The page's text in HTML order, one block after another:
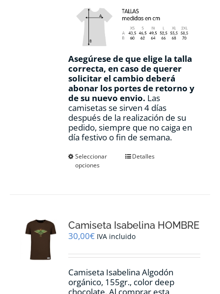
Asegúrese de que elige la talla
correcta, en caso de querer
solicitar el cambio deberá
abonar los portes de retorno y
de su nuevo envio. Las
camisetas se sirven 4 días
después de la realización de su
pedido, siempre que no caiga en
día festivo o fin de semana.
Seleccionar
opciones
Este
se
pueden
en
página
de
Detalles
Camiseta Isabelina HOMBRE
30,00€ IVA incluido
Camiseta Isabelina Algodón
orgánico, 155gr., color deep
chocolate.Al comprar esta